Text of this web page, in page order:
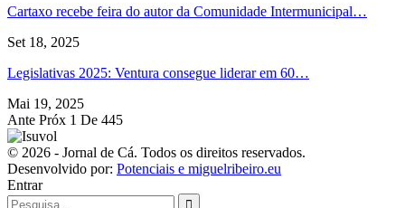
Cartaxo recebe feira do autor da Comunidade Intermunicipal…
Set 18, 2025
Legislativas 2025: Ventura consegue liderar em 60…
Mai 19, 2025
Ante Próx 1 De 445
© 2026 - Jornal de Cá. Todos os direitos reservados.
Desenvolvido por: Potenciais e miguelribeiro.eu
Entrar